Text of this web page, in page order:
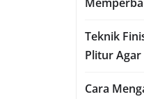
Teknik
Plitur
Cara